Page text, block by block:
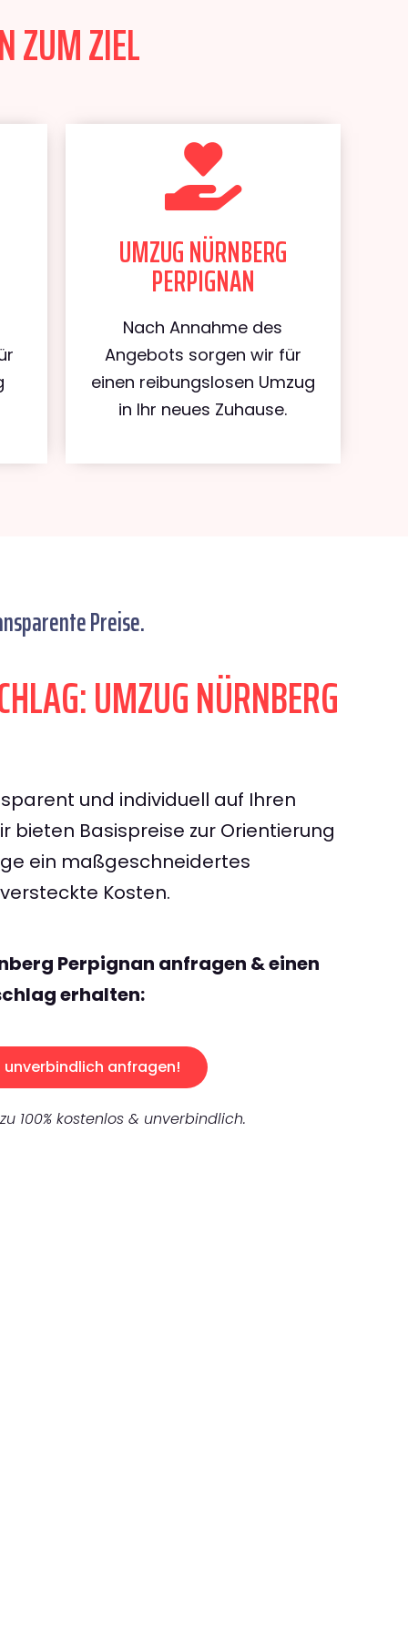
ZUM ZIEL
UMZUG NÜRNBERG
PERPIGNAN
Nach Annahme des
Angebots sorgen wir für
einen reibungslosen Umzug
in Ihr neues Zuhause.
Preise.
UMZUG NÜRNBERG
und individuell auf Ihren
bieten Basispreise zur Orientierung
ein maßgeschneidertes
Kosten.
Perpignan anfragen & einen
erhalten:
unverbindlich anfragen!
100% kostenlos & unverbindlich.